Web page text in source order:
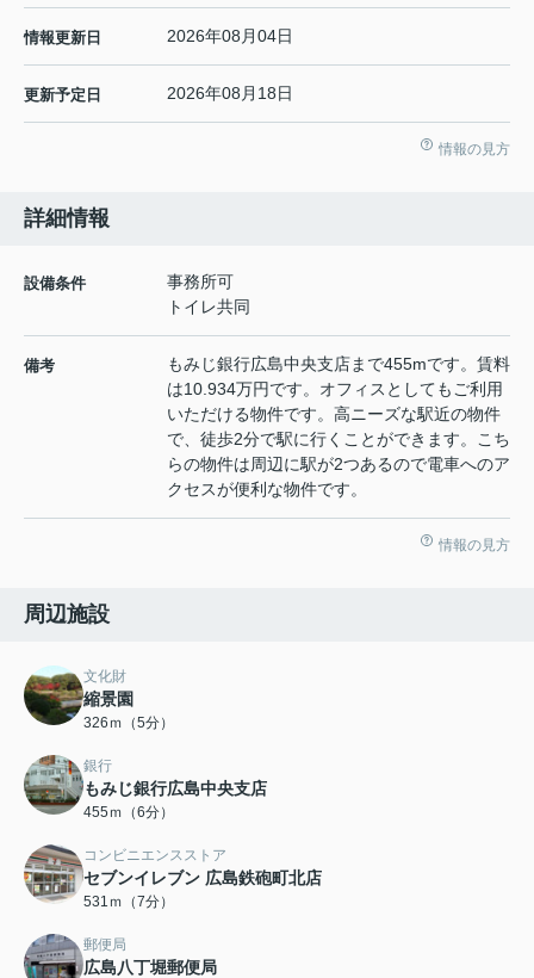
情報更新日 2026年08月04日
更新予定日 2026年08月18日
情報の見方
詳細情報
設備条件
事務所可
トイレ共同
備考
もみじ銀行広島中央支店まで455mです。賃料
は10.934万円です。オフィスとしてもご利用
いただける物件です。高ニーズな駅近の物件
で、徒歩2分で駅に行くことができます。こち
らの物件は周辺に駅が2つあるので電車へのア
クセスが便利な物件です。
情報の見方
周辺施設
文化財
縮景園
326ｍ（5分）
銀行
もみじ銀行広島中央支店
455ｍ（6分）
コンビニエンスストア
セブンイレブン 広島鉄砲町北店
531ｍ（7分）
郵便局
広島八丁堀郵便局